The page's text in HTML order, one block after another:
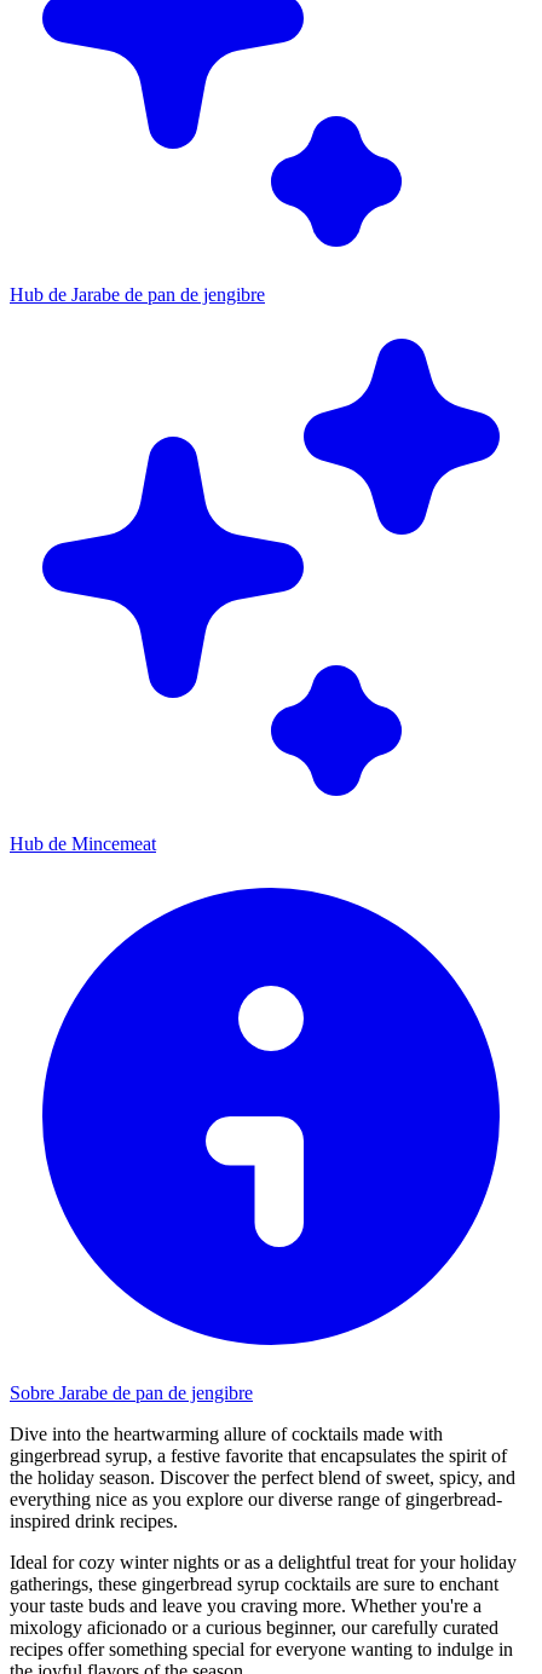
Hub de Jarabe de pan de jengibre
Hub de Mincemeat
Sobre Jarabe de pan de jengibre
Dive into the heartwarming allure of cocktails made with
gingerbread syrup, a festive favorite that encapsulates the spirit of
the holiday season. Discover the perfect blend of sweet, spicy, and
everything nice as you explore our diverse range of gingerbread-
inspired drink recipes.
Ideal for cozy winter nights or as a delightful treat for your holiday
gatherings, these gingerbread syrup cocktails are sure to enchant
your taste buds and leave you craving more. Whether you're a
mixology aficionado or a curious beginner, our carefully curated
recipes offer something special for everyone wanting to indulge in